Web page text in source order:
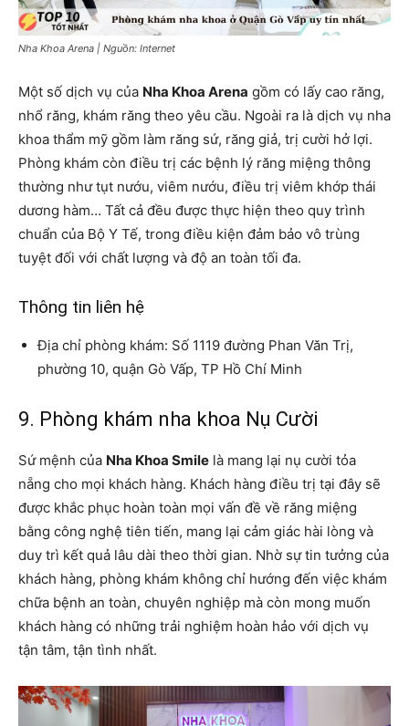
Nha Khoa Arena | Nguồn: Internet
Một số dịch vụ của Nha Khoa Arena gồm có lấy cao răng,
nhổ răng, khám răng theo yêu cầu. Ngoài ra là dịch vụ nha
khoa thẩm mỹ gồm làm răng sứ, răng giả, trị cười hở lợi.
Phòng khám còn điều trị các bệnh lý răng miệng thông
thường như tụt nướu, viêm nướu, điều trị viêm khớp thái
dương hàm… Tất cả đều được thực hiện theo quy trình
chuẩn của Bộ Y Tế, trong điều kiện đảm bảo vô trùng
tuyệt đối với chất lượng và độ an toàn tối đa.
Thông tin liên hệ
Địa chỉ phòng khám: Số 1119 đường Phan Văn Trị,
phường 10, quận Gò Vấp, TP Hồ Chí Minh
9. Phòng khám nha khoa Nụ Cười
Sứ mệnh của Nha Khoa Smile là mang lại nụ cười tỏa
nẵng cho mọi khách hàng. Khách hàng điều trị tại đây sẽ
được khắc phục hoàn toàn mọi vấn đề về răng miệng
bằng công nghệ tiên tiến, mang lại cảm giác hài lòng và
duy trì kết quả lâu dài theo thời gian. Nhờ sự tin tưởng của
khách hàng, phòng khám không chỉ hướng đến việc khám
chữa bệnh an toàn, chuyên nghiệp mà còn mong muốn
khách hàng có những trải nghiệm hoàn hảo với dịch vụ
tận tâm, tận tình nhất.